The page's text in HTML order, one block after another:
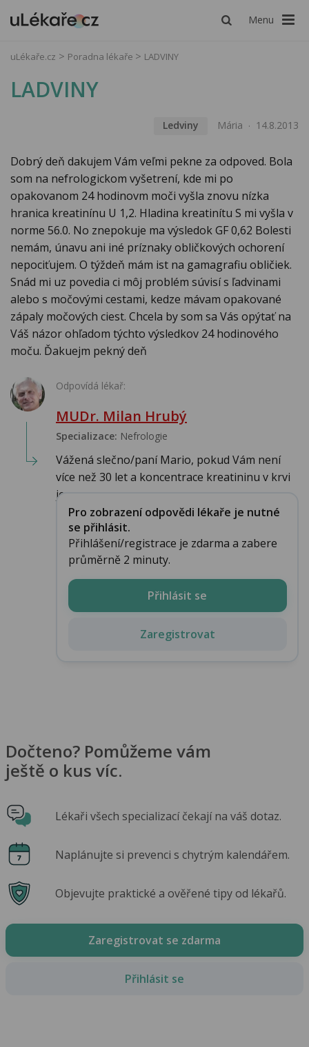
Menu
uLékaře.cz Poradna lékaře LADVINY
LADVINY
Ledviny Mária 14.8.2013
Dobrý deň dakujem Vám veľmi pekne za odpoved. Bola
som na nefrologickom vyšetrení, kde mi po
opakovanom 24 hodinovm moči vyšla znovu nízka
hranica kreatinínu U 1,2. Hladina kreatinítu S mi vyšla v
norme 56.0. No znepokuje ma výsledok GF 0,62 Bolesti
nemám, únavu ani iné príznaky obličkových ochorení
nepociťujem. O týždeň mám ist na gamagrafiu obličiek.
Snád mi uz povedia ci môj problém súvisí s ľadvinami
alebo s močovými cestami, kedze mávam opakované
zápaly močových ciest. Chcela by som sa Vás opýtať na
Váš názor ohľadom týchto výsledkov 24 hodinového
moču. Ďakuejm pekný deň
Odpovídá lékař:
MUDr. Milan Hrubý
Specializace: Nefrologie
Vážená slečno/paní Mario, pokud Vám není
více než 30 let a koncentrace kreatininu v krvi
je...
Pro zobrazení odpovědi lékaře je nutné
se přihlásit.
Přihlášení/registrace je zdarma a zabere
průměrně 2 minuty.
Přihlásit se
Zaregistrovat
Dočteno? Pomůžeme vám
ještě o kus víc.
Lékaři všech specializací čekají na váš dotaz.
Naplánujte si prevenci s chytrým kalendářem.
Objevujte praktické a ověřené tipy od lékařů.
Zaregistrovat se zdarma
Přihlásit se